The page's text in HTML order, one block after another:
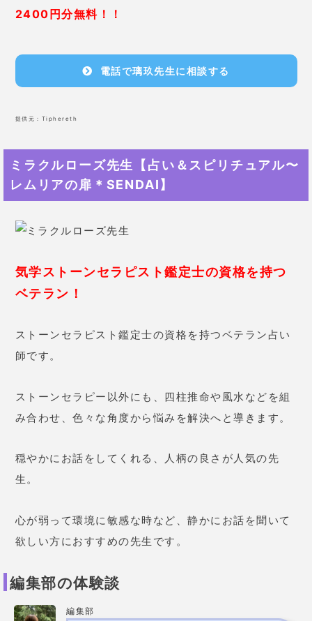
2400円分無料！！
電話で璃玖先生に相談する
提供元： Tiphereth
ミラクルローズ先生【占い＆スピリチュアル〜
レムリアの扉＊SENDAI】
気学ストーンセラピスト鑑定士の資格を持つ
ベテラン！
ストーンセラピスト鑑定士の資格を持つベテラン占い
師です。
ストーンセラピー以外にも、四柱推命や風水などを組
み合わせ、色々な角度から悩みを解決へと導きます。
穏やかにお話をしてくれる、人柄の良さが人気の先
生。
心が弱って環境に敏感な時など、静かにお話を聞いて
欲しい方におすすめの先生です。
編集部の体験談
編集部